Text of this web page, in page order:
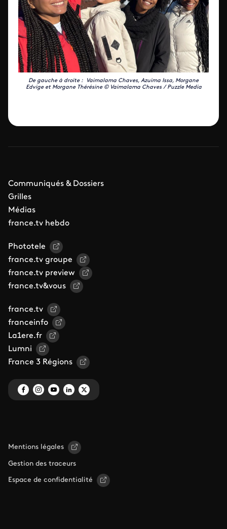
De gauche à droite : Vaimalama Chaves, Azuima Issa, Morgane
Edvige et Morgane Thérésine © Vaimalama Chaves / Puzzle Media
Communiqués & Dossiers
Grilles
Médias
france.tv hebdo
Phototele
france.tv groupe
france.tv preview
france.tv&vous
france.tv
franceinfo
La1ere.fr
Lumni
France 3 Régions
Mentions légales
Gestion des traceurs
Espace de confidentialité